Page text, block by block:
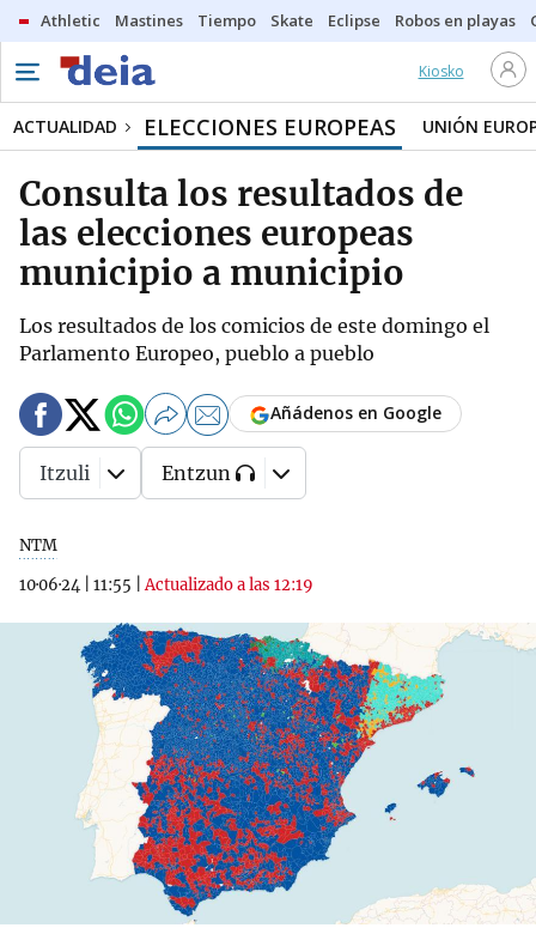
Athletic Mastines Tiempo Skate Eclipse Robos en playas
Kiosko
ACTUALIDAD ELECCIONES EUROPEAS UNIÓN
Consulta los resultados de
las elecciones europeas
municipio a municipio
Los resultados de los comicios de este domingo el
Parlamento Europeo, pueblo a pueblo
NTM
10·06·24
11:55 |Actualizado a las 12:19
Añádenos en Google
Itzuli Entzun